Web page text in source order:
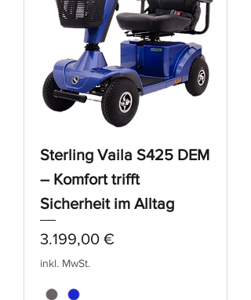
Sterling Vaila S425 DEM
– Komfort trifft
Sicherheit im Alltag
Preis
3.199,00 €
inkl. MwSt.